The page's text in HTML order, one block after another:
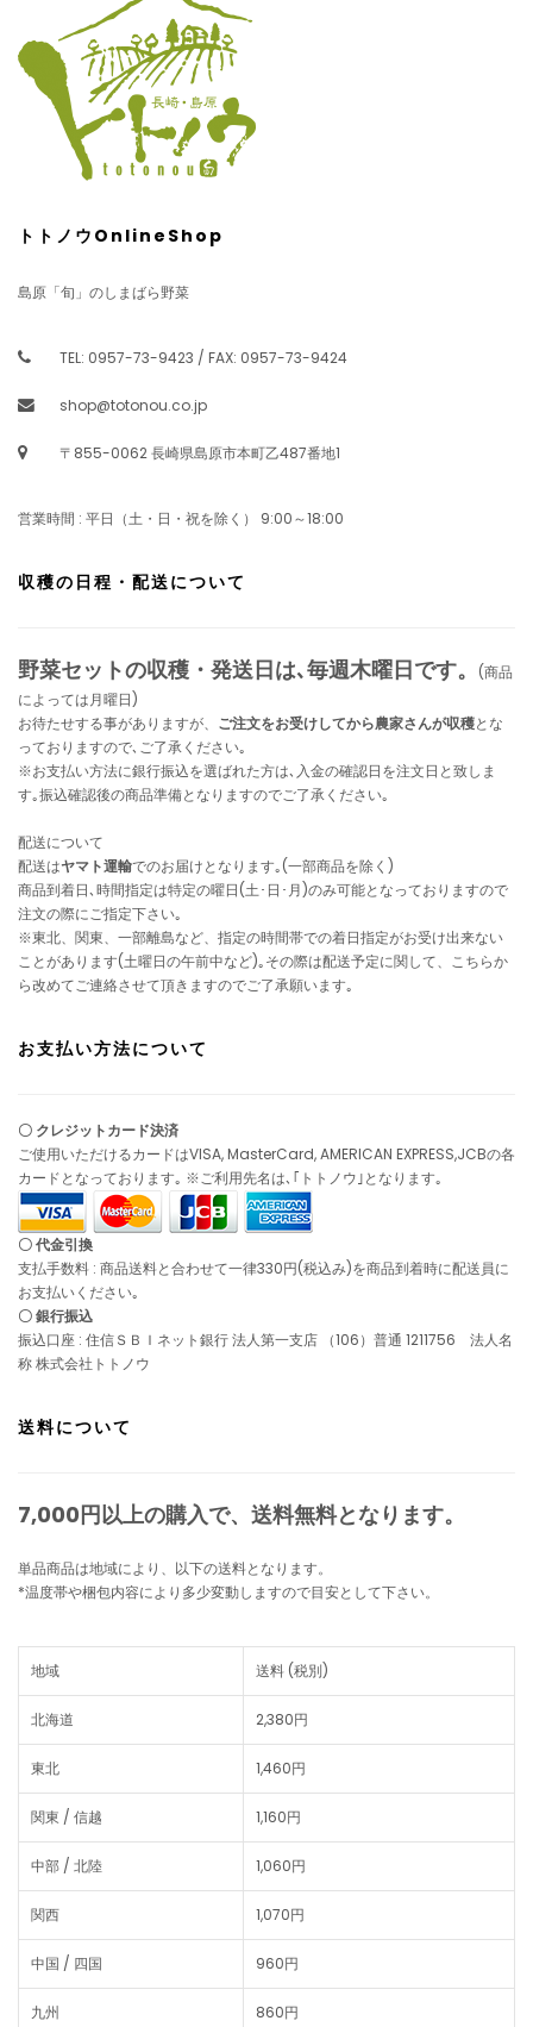
トトノウOnlineShop
島原「旬」のしまばら野菜
TEL: 0957-73-9423 / FAX: 0957-73-9424
shop@totonou.co.jp
〒855-0062 長崎県島原市本町乙487番地1
営業時間 : 平日（土・日・祝を除く） 9:00～18:00
収穫の日程・配送について
野菜セットの収穫・発送日は､毎週木曜日です。
(商品
によっては月曜日)
お待たせする事がありますが、 ご注文をお受けしてから農家さんが収穫とな
っておりますので､ご了承ください｡
※お支払い方法に銀行振込を選ばれた方は､入金の確認日を注文日と致しま
す｡振込確認後の商品準備となりますのでご了承ください｡
配送について
配送はヤマト運輸でのお届けとなります｡(一部商品を除く)
商品到着日､時間指定は特定の曜日(土･日･月)のみ可能となっておりますので
注文の際にご指定下さい｡
※東北、関東、一部離島など、指定の時間帯での着日指定がお受け出来ない
ことがあります(土曜日の午前中など)｡その際は配送予定に関して、こちらか
ら改めてご連絡させて頂きますのでご了承願います｡
お支払い方法について
〇 クレジットカード決済
ご使用いただけるカードはVISA, MasterCard, AMERICAN EXPRESS,JCBの各
カードとなっております｡ ※ご利用先名は､｢トトノウ｣となります｡
〇 代金引換
支払手数料 : 商品送料と合わせて一律330円(税込み)を商品到着時に配送員に
お支払いください｡
〇 銀行振込
振込口座 : 住信ＳＢＩネット銀行 法人第一支店 （106）普通 1211756 法人名
称 株式会社トトノウ
送料について
7,000円以上の購入で、 送料無料となります。
単品商品は地域により、以下の送料となります。
*温度帯や梱包内容により多少変動しますので目安として下さい。
地域 送料 (税別)
北海道 2,380円
東北 1,460円
関東 / 信越 1,160円
中部 / 北陸 1,060円
関西 1,070円
中国 / 四国 960円
九州 860円